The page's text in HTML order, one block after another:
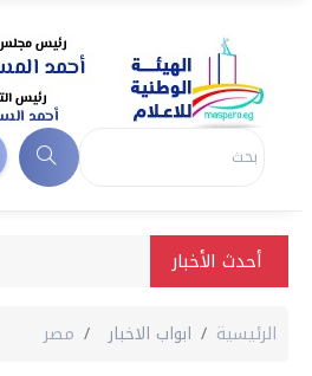
أحدث الأخبار
الرئيسية ابواب الاخبار مصر